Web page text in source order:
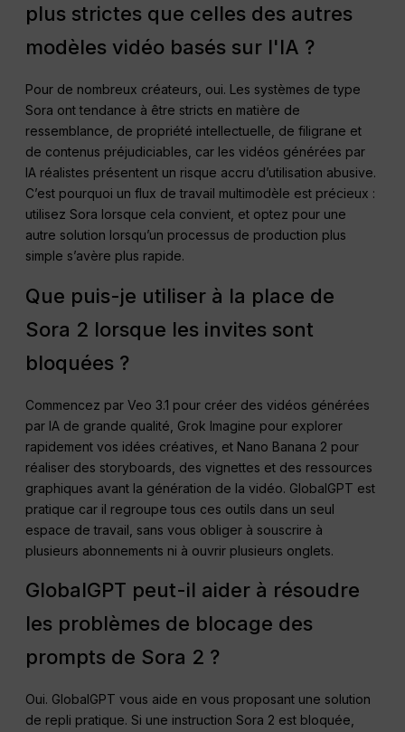
plus strictes que celles des autres
modèles vidéo basés sur l'IA ?
Pour de nombreux créateurs, oui. Les systèmes de type
Sora ont tendance à être stricts en matière de
ressemblance, de propriété intellectuelle, de filigrane et
de contenus préjudiciables, car les vidéos générées par
IA réalistes présentent un risque accru d’utilisation abusive.
C’est pourquoi un flux de travail multimodèle est précieux :
utilisez Sora lorsque cela convient, et optez pour une
autre solution lorsqu’un processus de production plus
simple s’avère plus rapide.
Que puis-je utiliser à la place de
Sora 2 lorsque les invites sont
bloquées ?
Commencez par Veo 3.1 pour créer des vidéos générées
par IA de grande qualité, Grok Imagine pour explorer
rapidement vos idées créatives, et Nano Banana 2 pour
réaliser des storyboards, des vignettes et des ressources
graphiques avant la génération de la vidéo. GlobalGPT est
pratique car il regroupe tous ces outils dans un seul
espace de travail, sans vous obliger à souscrire à
plusieurs abonnements ni à ouvrir plusieurs onglets.
GlobalGPT peut-il aider à résoudre
les problèmes de blocage des
prompts de Sora 2 ?
Oui. GlobalGPT vous aide en vous proposant une solution
de repli pratique. Si une instruction Sora 2 est bloquée,